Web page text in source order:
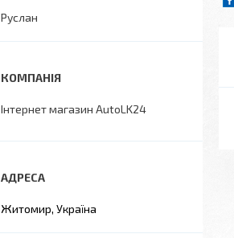
Руслан
Інтернет магазин AutoLK24
Житомир, Україна